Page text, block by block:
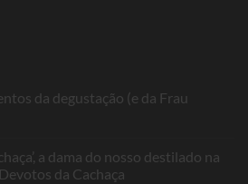
da degustação (e da Frau
a dama do nosso destilado na
da Cachaça